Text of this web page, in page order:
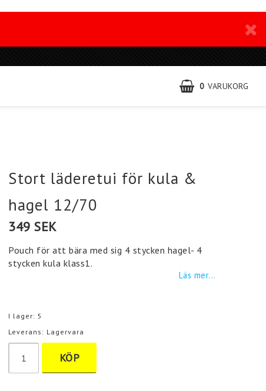
0 VARUKORG
Stort läderetui för kula &
hagel 12/70
349 SEK
Pouch för att bära med sig 4 stycken hagel- 4
stycken kula klass1.
Läs mer...
I lager: 5
Leverans: Lagervara
KÖP